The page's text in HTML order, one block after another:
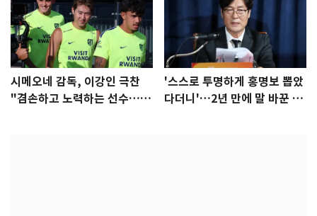
시메오네 감독, 이강인 극찬
"겸손하고 노력하는 선수…좋
'스스로 투명하게 홍명보 뽑았
다더니'…2년 만에 말 바꾼 이